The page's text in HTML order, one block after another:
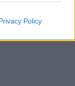
Policy